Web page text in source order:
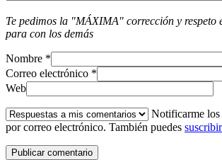
Te pedimos la "MÁXIMA" corrección y respeto
para con los demás
Nombre *
Correo electrónico *
Web
Notificarme los
por correo electrónico. También puedes